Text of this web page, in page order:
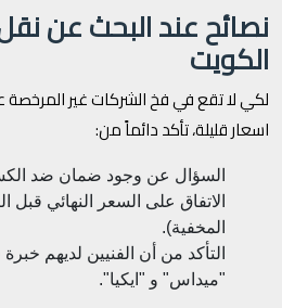
نصائح عند البحث عن
الكويت
لكي لا تقع في فخ الشركات غير
اسعار قليلة، تأكد دائماً من:
السؤال عن وجود ضمان ضد
الاتفاق على السعر النهائي قبل
المخفية).
التأكد من أن الفنيين لديهم
"ميداس" و "ايكيا".